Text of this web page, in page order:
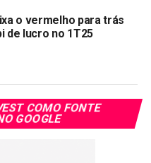
o dia em queda
Email
o vermelho para trás
de lucro no 1T25
COMO FONTE
GOOGLE